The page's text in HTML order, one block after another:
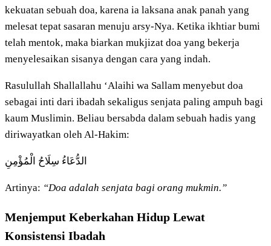
kekuatan sebuah doa, karena ia laksana anak panah yang
melesat tepat sasaran menuju arsy-Nya. Ketika ikhtiar bumi
telah mentok, maka biarkan mukjizat doa yang bekerja
menyelesaikan sisanya dengan cara yang indah.
Rasulullah Shallallahu ‘Alaihi wa Sallam menyebut doa
sebagai inti dari ibadah sekaligus senjata paling ampuh bagi
kaum Muslimin. Beliau bersabda dalam sebuah hadis yang
diriwayatkan oleh Al-Hakim:
الدُّعَاءُ سِلَاحُ الْمُؤْمِنِ
Artinya: “Doa adalah senjata bagi orang mukmin.”
Menjemput Keberkahan Hidup Lewat
Konsistensi Ibadah